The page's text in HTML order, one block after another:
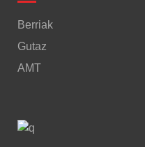
Berriak
Gutaz
AMT